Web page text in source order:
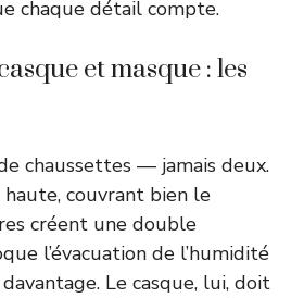
chaque détail compte.
et masque : les
chaussettes — jamais deux.
haute, couvrant bien le
créent une double
l’évacuation de l’humidité
Le casque, lui, doit